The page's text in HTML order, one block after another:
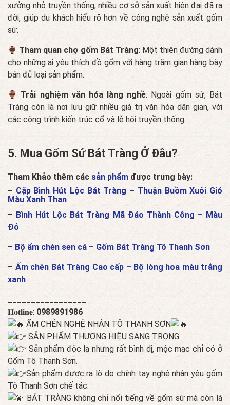
xưởng nhỏ truyền thống, nhiều cơ sở sản xuất hiện đại đã ra
đời, giúp du khách hiểu rõ hơn về công nghệ sản xuất gốm
sứ.
Tham quan chợ gốm Bát Tràng: Một thiên đường dành
cho những ai yêu thích đồ gốm với hàng trăm gian hàng bày
bán đủ loại sản phẩm.
Trải nghiệm văn hóa làng nghề: Ngoài gốm sứ, Bát
Tràng còn là nơi lưu giữ nhiều giá trị văn hóa dân gian, với
các công trình kiến trúc cổ và lễ hội truyền thống.
5. Mua Gốm Sứ Bát Tràng Ở Đâu?
Tham Khảo thêm các sản phẩm được trưng bày:
– Cặp Bình Hút Lộc Bát Tràng – Thuận Buồm Xuôi Gió
Màu Xanh Than
– Bình Hút Lộc Bát Tràng Mã Đáo Thành Công – Màu
Đỏ
– Bộ ấm chén sen cá – Gốm Bát Tràng Tô Thanh Sơn
– Ấm chén Bát Tràng Cao cấp – Bộ lòng hoa màu trắng
xanh
𝐇𝐨𝐭𝐥𝐢𝐧𝐞: 0989891986
ẤM CHÉN NGHỆ NHÂN TÔ THANH SƠN
SẢN PHẨM THƯƠNG HIỆU SANG TRỌNG.
Sản phẩm độc lạ nhưng rất bình dị, mộc mạc chỉ có ở
Gốm Tô Thanh Sơn.
Sản phẩm được ra lò do chính tay nghệ nhân yêu gốm
Tô Thanh Sơn chế tác.
BÁT TRÀNG không chỉ nổi tiếng về gốm sứ mà còn là